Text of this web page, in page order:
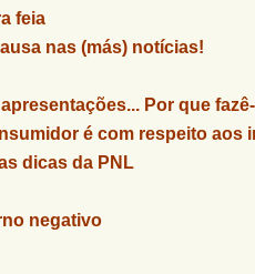
feia
nas (más) notícias!
Por que
é com respeito aos
dicas da PNL
negativo